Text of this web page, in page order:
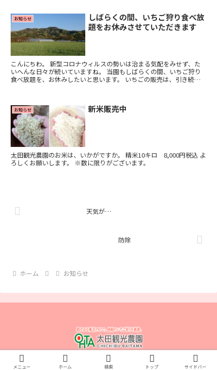
お知らせ
しばらくの間、いちご狩り食べ放
題をお休みさせていただきます
こんにちわ。 新型コロナウィルスの勢いは治まる気配をみせず、た
いへんな日々が続いていますね。 当園もしばらくの間、いちご狩り
食べ放題を、お休みしたいと思います。 いちごの販売は、引き続き
お知らせ 新米販売中
太田観光農園のお米は、いかがですか。 精米10キロ 8,000円税込 よ
ろしくお願いします。 ※数に限りがございます。
天気が…
防除
ホーム お知らせ
© 2012 「太田観光農園」いちご狩り、販売、 埼玉・秩父.
メニュー ホーム 検索 トップ サイドバー